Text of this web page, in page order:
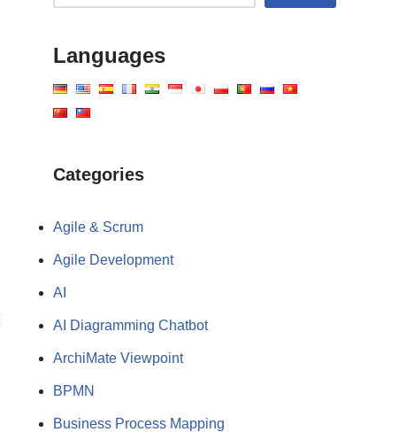
Languages
Categories
Agile & Scrum
Agile Development
AI
AI Diagramming Chatbot
ArchiMate Viewpoint
BPMN
Business Process Mapping